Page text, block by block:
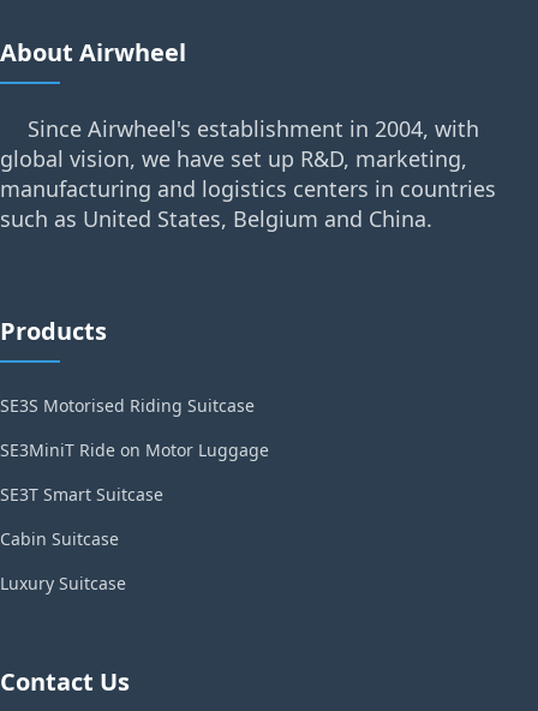
About Airwheel
Since Airwheel's establishment in 2004, with
global vision, we have set up R&D, marketing,
manufacturing and logistics centers in countries
such as United States, Belgium and China.
Products
SE3S Motorised Riding Suitcase
SE3MiniT Ride on Motor Luggage
SE3T Smart Suitcase
Cabin Suitcase
Luxury Suitcase
Contact Us